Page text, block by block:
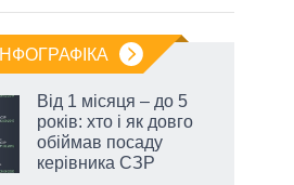
ІНФОГРАФІКА
Від 1 місяця – до 5
років: хто і як довго
обіймав посаду
керівника СЗР